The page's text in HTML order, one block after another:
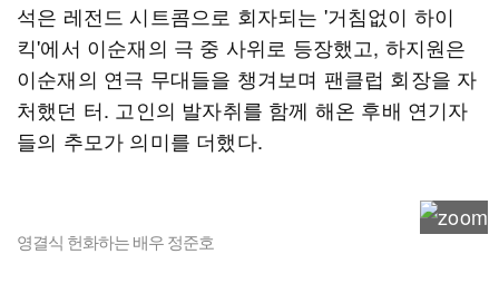
석은 레전드 시트콤으로 회자되는 '거침없이 하이
킥'에서 이순재의 극 중 사위로 등장했고, 하지원은
이순재의 연극 무대들을 챙겨보며 팬클럽 회장을 자
처했던 터. 고인의 발자취를 함께 해온 후배 연기자
들의 추모가 의미를 더했다.
영결식 헌화하는 배우 정준호